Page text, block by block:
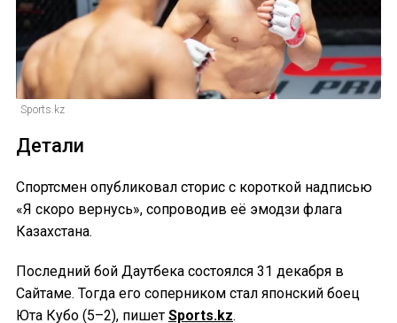
Sports.kz
Детали
Спортсмен опубликовал сторис с короткой надписью
«Я скоро вернусь», сопроводив её эмодзи флага
Казахстана.
Последний бой Даутбека состоялся 31 декабря в
Сайтаме. Тогда его соперником стал японский боец
Юта Кубо (5–2), пишет Sports.kz.